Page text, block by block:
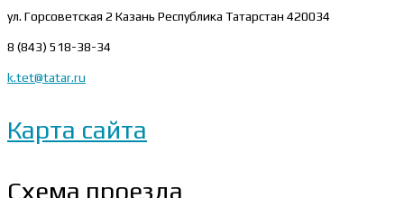
ул. Горсоветская 2 Казань Республика Татарстан 420034
8 (843) 518-38-34
k.tet@tatar.ru
Карта сайта
Схема проезда